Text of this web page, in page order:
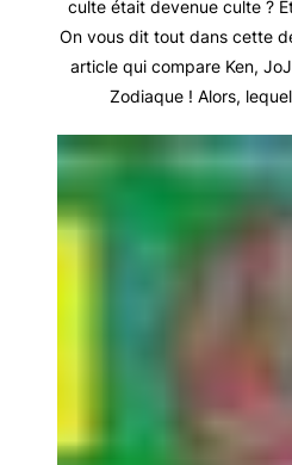
culte était devenue culte ?
On vous dit tout dans cette
article qui compare Ken,
Zodiaque ! Alors,